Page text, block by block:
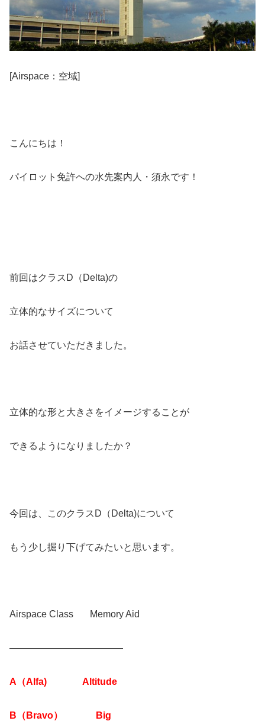
[Airspace：空域]
こんにちは！
パイロット免許への水先案内人・須永です！
前回はクラスD（Delta)の
立体的なサイズについて
お話させていただきました。
立体的な形と大きさをイメージすることが
できるようになりましたか？
今回は、このクラスD（Delta)について
もう少し掘り下げてみたいと思います。
Airspace Class Memory Aid
————————————
A（Alfa) Altitude
B（Bravo） Big